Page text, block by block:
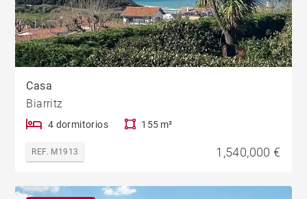
Casa
Biarritz
4 dormitorios 155 m²
REF. M1913 1,540,000 €